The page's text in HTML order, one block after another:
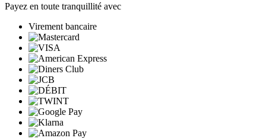
Payez en toute tranquillité avec
Virement bancaire